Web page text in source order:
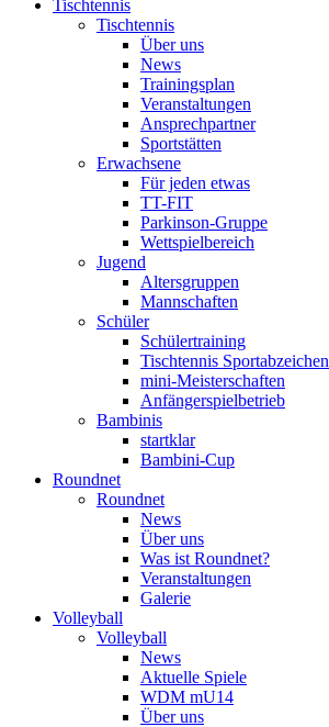
Tischtennis
Tischtennis
Über uns
News
Trainingsplan
Veranstaltungen
Ansprechpartner
Sportstätten
Erwachsene
Für jeden etwas
TT-FIT
Parkinson-Gruppe
Wettspielbereich
Jugend
Altersgruppen
Mannschaften
Schüler
Schülertraining
Tischtennis Sportabzeichen
mini-Meisterschaften
Anfängerspielbetrieb
Bambinis
startklar
Bambini-Cup
Roundnet
Roundnet
News
Über uns
Was ist Roundnet?
Veranstaltungen
Galerie
Volleyball
Volleyball
News
Aktuelle Spiele
WDM mU14
Über uns